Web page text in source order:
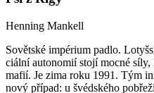
Henning Mankell
Sovětské impérium padlo.
ciální autonomií stojí mocné síly,
mafií. Je zima roku 1991. Tým
nový případ: u švédského